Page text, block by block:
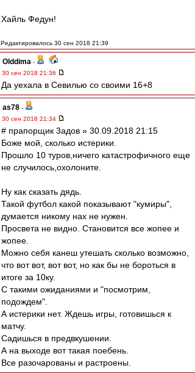
Хайль Федун!
Редактировалось 30 сен 2018 21:39
Olddima -
30 сен 2018 21:36
Да уехала в Севилью со своими 16+8
as78 -
30 сен 2018 21:34
# прапорщик 3адoв » 30.09.2018 21:15
Боже мой, сколько истерики.
Прошло 10 туров,ничего катастрофичного еще
не случилось,охолоните.
Ну как сказать дядь.
Такой футбол какой показывают "кумиры",
думается никому нах не нужен.
Просвета не видно. Становится все жопее и
жопее.
Можно себя канеш утешать сколько возможно,
что вот вот, вот вот, но как бы не бороться в
итоге за 10ку.
С такими ожиданиями и "посмотрим,
подождем".
А истерики нет. Ждешь игры, готовишься к
матчу.
Садишься в предвкушении.
А на выходе вот такая поебень.
Все разочарованы и растроены.